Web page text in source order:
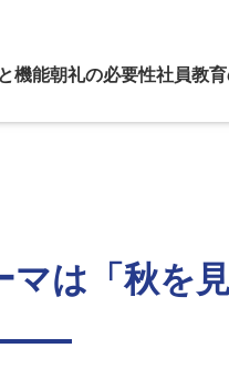
機能朝礼の必要性社員教
マは「秋を